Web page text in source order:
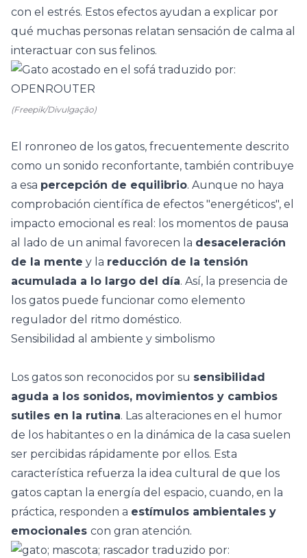
con el estrés. Estos efectos ayudan a explicar por
qué muchas personas relatan sensación de calma al
interactuar con sus felinos.
(Freepik/Divulgação)
El ronroneo de los gatos, frecuentemente descrito
como un sonido reconfortante, también contribuye
a esa percepción de equilibrio. Aunque no haya
comprobación científica de efectos "energéticos", el
impacto emocional es real: los momentos de pausa
al lado de un animal favorecen la desaceleración
de la mente y la reducción de la tensión
acumulada a lo largo del día. Así, la presencia de
los gatos puede funcionar como elemento
regulador del ritmo doméstico.
Sensibilidad al ambiente y simbolismo
Los gatos son reconocidos por su sensibilidad
aguda a los sonidos, movimientos y cambios
sutiles en la rutina. Las alteraciones en el humor
de los habitantes o en la dinámica de la casa suelen
ser percibidas rápidamente por ellos. Esta
característica refuerza la idea cultural de que los
gatos captan la energía del espacio, cuando, en la
práctica, responden a estímulos ambientales y
emocionales con gran atención.